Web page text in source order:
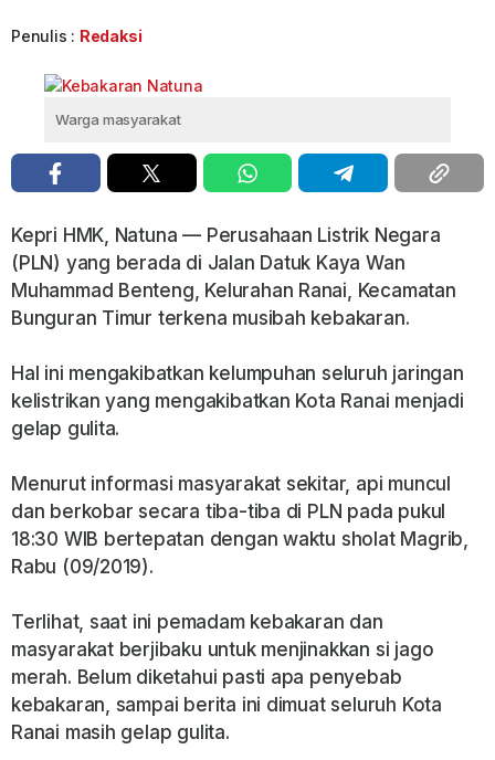
Penulis : Redaksi
Warga masyarakat
Kepri HMK, Natuna — Perusahaan Listrik Negara
(PLN) yang berada di Jalan Datuk Kaya Wan
Muhammad Benteng, Kelurahan Ranai, Kecamatan
Bunguran Timur terkena musibah kebakaran.
Hal ini mengakibatkan kelumpuhan seluruh jaringan
kelistrikan yang mengakibatkan Kota Ranai menjadi
gelap gulita.
Menurut informasi masyarakat sekitar, api muncul
dan berkobar secara tiba-tiba di PLN pada pukul
18:30 WIB bertepatan dengan waktu sholat Magrib,
Rabu (09/2019).
Terlihat, saat ini pemadam kebakaran dan
masyarakat berjibaku untuk menjinakkan si jago
merah. Belum diketahui pasti apa penyebab
kebakaran, sampai berita ini dimuat seluruh Kota
Ranai masih gelap gulita.